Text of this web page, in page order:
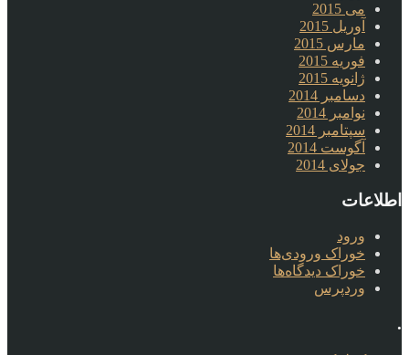
می 2015
آوریل 2015
مارس 2015
فوریه 2015
ژانویه 2015
دسامبر 2014
نوامبر 2014
سپتامبر 2014
آگوست 2014
جولای 2014
اطلاعات
ورود
خوراک ورودی‌ها
خوراک دیدگاه‌ها
وردپرس
.